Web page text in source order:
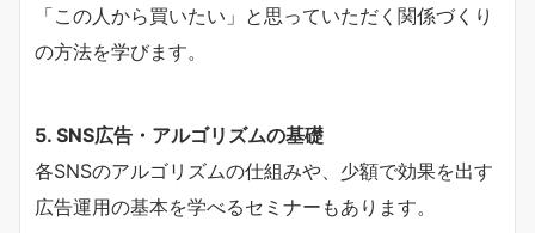
「この人から買いたい」と思っていただく関係づくり
の方法を学びます。
5. SNS広告・アルゴリズムの基礎
各SNSのアルゴリズムの仕組みや、少額で効果を出す
広告運用の基本を学べるセミナーもあります。